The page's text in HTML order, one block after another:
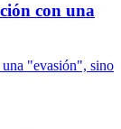
con una
"evasión", sino